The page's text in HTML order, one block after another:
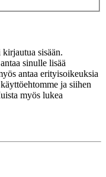
sisään.
sinulle lisää
antaa erityisoikeuksia
ja siihen
myös lukea